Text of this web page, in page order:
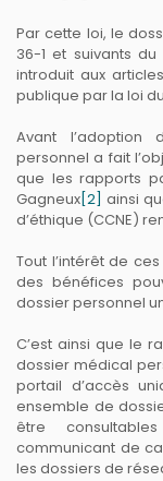
Par cette loi, le
36-1 et suivants
introduit aux articles
publique par la loi
Avant
personnel a fait
que les rapports
Gagneux [2] ainsi
d’éthique (CCNE)
Tout l’intérêt de
des bénéfices
dossier personnel
C’est ainsi que le
dossier médical
portail d’accès
ensemble de
être
communicant de
les dossiers de